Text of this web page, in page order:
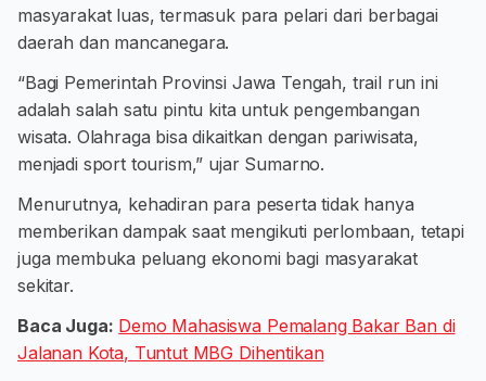
masyarakat luas, termasuk para pelari dari berbagai
daerah dan mancanegara.
“Bagi Pemerintah Provinsi Jawa Tengah, trail run ini
adalah salah satu pintu kita untuk pengembangan
wisata. Olahraga bisa dikaitkan dengan pariwisata,
menjadi sport tourism,” ujar Sumarno.
Menurutnya, kehadiran para peserta tidak hanya
memberikan dampak saat mengikuti perlombaan, tetapi
juga membuka peluang ekonomi bagi masyarakat
sekitar.
Baca Juga: Demo Mahasiswa Pemalang Bakar Ban di
Jalanan Kota, Tuntut MBG Dihentikan